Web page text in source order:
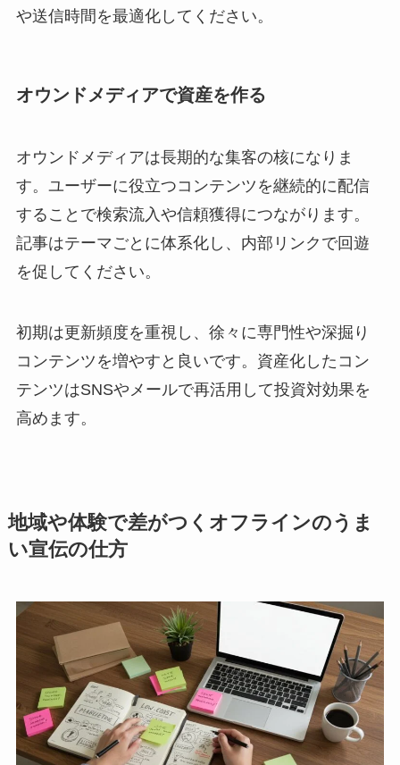
や送信時間を最適化してください。
オウンドメディアで資産を作る
オウンドメディアは長期的な集客の核になりま
す。ユーザーに役立つコンテンツを継続的に配信
することで検索流入や信頼獲得につながります。
記事はテーマごとに体系化し、内部リンクで回遊
を促してください。
初期は更新頻度を重視し、徐々に専門性や深掘り
コンテンツを増やすと良いです。資産化したコン
テンツはSNSやメールで再活用して投資対効果を
高めます。
地域や体験で差がつくオフラインのうま
い宣伝の仕方